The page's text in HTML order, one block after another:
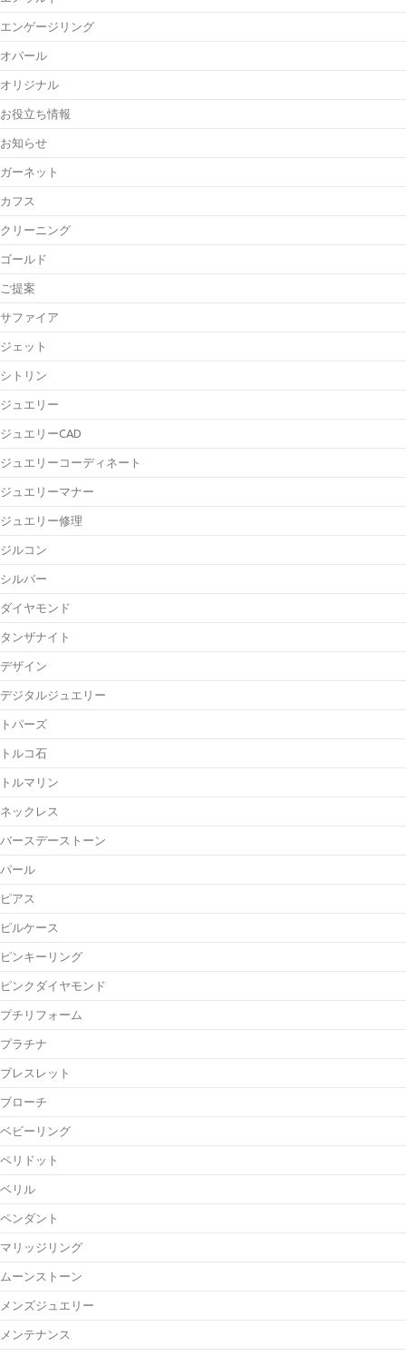
エンゲージリング
オパール
オリジナル
お役立ち情報
お知らせ
ガーネット
カフス
クリーニング
ゴールド
ご提案
サファイア
ジェット
シトリン
ジュエリー
ジュエリーCAD
ジュエリーコーディネート
ジュエリーマナー
ジュエリー修理
ジルコン
シルバー
ダイヤモンド
タンザナイト
デザイン
デジタルジュエリー
トパーズ
トルコ石
トルマリン
ネックレス
バースデーストーン
パール
ピアス
ピルケース
ピンキーリング
ピンクダイヤモンド
プチリフォーム
プラチナ
ブレスレット
ブローチ
ベビーリング
ペリドット
ベリル
ペンダント
マリッジリング
ムーンストーン
メンズジュエリー
メンテナンス